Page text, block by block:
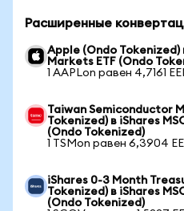
Расширенные
Apple (Ondo Tokenized)
Markets ETF (Ondo
1 AAPLon равен 4,7161
Taiwan Semiconductor
Tokenized) в iShares
(Ondo Tokenized)
1 TSMon равен 6,3904
iShares 0-3 Month
Tokenized) в iShares
(Ondo Tokenized)